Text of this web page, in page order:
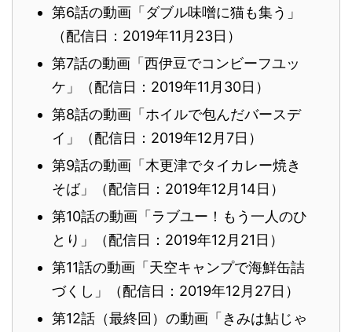
第6話の動画「ダブル味噌に猫も集う」
（配信日：2019年11月23日）
第7話の動画「西伊豆でコンビーフユッ
ケ」（配信日：2019年11月30日）
第8話の動画「ホイルで包んだバースデ
イ」（配信日：2019年12月7日）
第9話の動画「木更津でタイカレー焼き
そば」（配信日：2019年12月14日）
第10話の動画「ラブユー！もう一人のひ
とり」（配信日：2019年12月21日）
第11話の動画「天空キャンプで海鮮缶詰
づくし」（配信日：2019年12月27日）
第12話（最終回）の動画「きみは鮎じゃ